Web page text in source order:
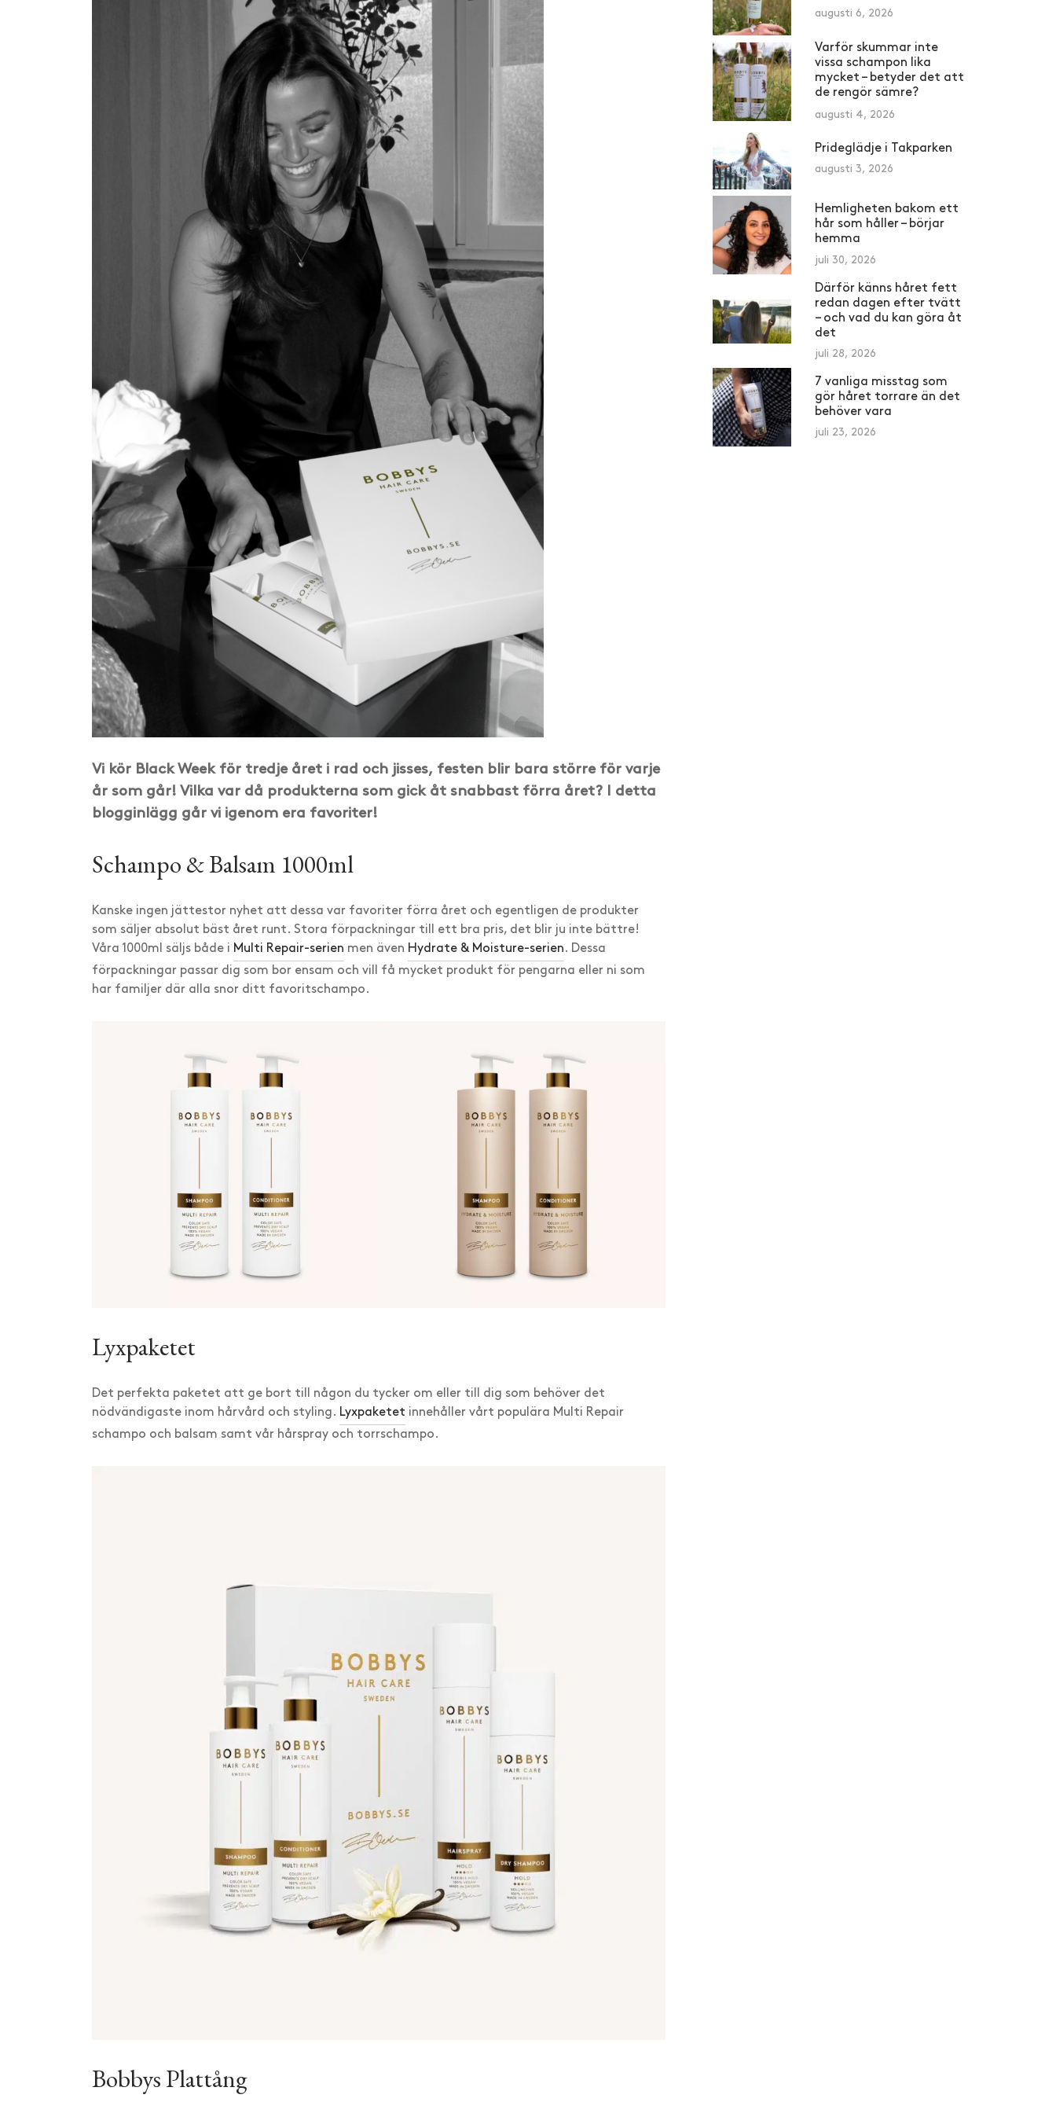
Vi kör Black Week för tredje året i rad och jisses, festen blir bara större för varje
år som går! Vilka var då produkterna som gick åt snabbast förra året? I detta
blogginlägg går vi igenom era favoriter!
Schampo & Balsam 1000ml
Kanske ingen jättestor nyhet att dessa var favoriter förra året och egentligen de produkter
som säljer absolut bäst året runt. Stora förpackningar till ett bra pris, det blir ju inte bättre!
Våra 1000ml säljs både i Multi Repair-serien men även Hydrate & Moisture-serien. Dessa
förpackningar passar dig som bor ensam och vill få mycket produkt för pengarna eller ni som
har familjer där alla snor ditt favoritschampo.
Lyxpaketet
Det perfekta paketet att ge bort till någon du tycker om eller till dig som behöver det
nödvändigaste inom hårvård och styling. Lyxpaketet innehåller vårt populära Multi Repair
schampo och balsam samt vår hårspray och torrschampo.
Bobbys Plattång
augusti 6, 2026
Varför skummar inte
vissa schampon lika
mycket – betyder det att
de rengör sämre?
augusti 4, 2026
Prideglädje i Takparken
augusti 3, 2026
Hemligheten bakom ett
hår som håller – börjar
hemma
juli 30, 2026
Därför känns håret fett
redan dagen efter tvätt
– och vad du kan göra åt
det
juli 28, 2026
7 vanliga misstag som
gör håret torrare än det
behöver vara
juli 23, 2026